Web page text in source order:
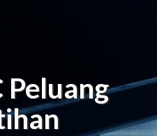
Peluang